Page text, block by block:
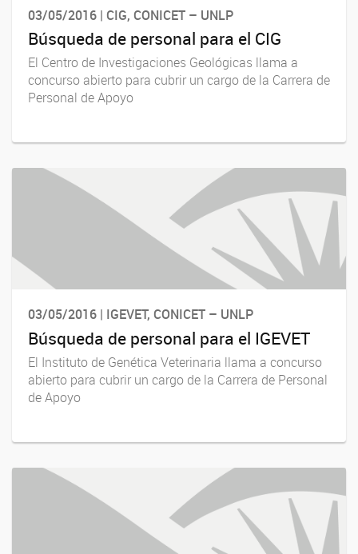
03/05/2016 | CIG, CONICET – UNLP
Búsqueda de personal para el CIG
El Centro de Investigaciones Geológicas llama a
concurso abierto para cubrir un cargo de la Carrera de
Personal de Apoyo
03/05/2016 | IGEVET, CONICET – UNLP
Búsqueda de personal para el IGEVET
El Instituto de Genética Veterinaria llama a concurso
abierto para cubrir un cargo de la Carrera de Personal
de Apoyo